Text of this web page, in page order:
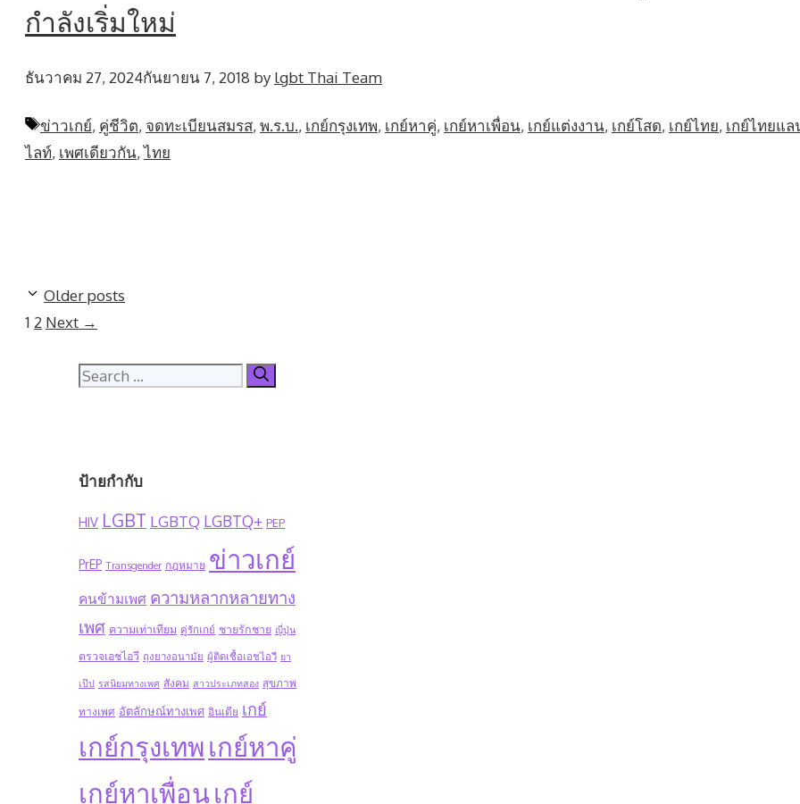
กำลังเริ่มใหม่
ธันวาคม 27, 2024กันยายน 7, 2018 by lgbt Thai Team
Tags
ข่าวเกย์, คู่ชีวิต, จดทะเบียนสมรส, พ.ร.บ., เกย์กรุงเทพ, เกย์หาคู่, เกย์หาเพื่อน, เกย์แต่งงาน, เกย์โสด, เกย์ไทย, เกย์ไทยแ
ไลท์, เพศเดียวกัน,ไทย
Older posts
Page
1 Page
2 Next →
Search
ป้ายกำกับ
HIV LGBT LGBTQ LGBTQ+ PEP
PrEP Transgender กฎหมาย ข่าวเกย์
คนข้ามเพศ ความหลากหลายทาง
เพศ ความเท่าเทียม คู่รักเกย์ ชายรักชาย ญี่ปุ่น
ตรวจเอชไอวี ถุงยางอนามัย ผู้ติดเชื้อเอชไอวี ยา
เป๊ป รสนิยมทางเพศ สังคม สาวประเภทสอง สุขภาพ
ทางเพศ อัตลักษณ์ทางเพศ อินเดีย เกย์
เกย์กรุงเทพเกย์หาคู่
เกย์หาเพื่อนเกย์